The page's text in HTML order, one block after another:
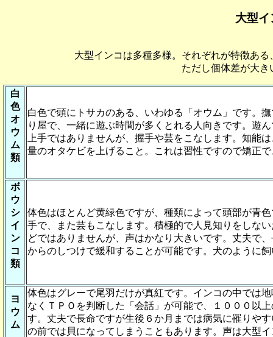
大型
大型インコは多種多様。それぞれが特徴あ
ただし個体差が大
白
色
オ
ウ
ム
類
白色で頭にトサカのある、いわゆる「オウム」です。
り屋で、一緒に遊ぶ時間が多くとれる人向きです。遊
上手ではありませんが、握手や芸をこなします。知能
量のオタケビを上げること。これは習性ですので矯正
ボ
ウ
シ
イ
ン
コ
類
体色はほとんど黄緑色ですが、種類によって頭部が青
手で、また芸もこなします。積極的で人見知りをしな
どではありませんが、声はかなり大きいです。丈夫で
からのしつけで緩和することが可能です。犬のように
ヨ
ウ
ム
体色はグレーで尾羽だけが真紅です。インコの中では
なくＴＰＯを判断した「会話」が可能で、１０００以
す。丈夫で長命ですが生後６か月までは病気に罹りや
の前では貝になってしまうこともあります。声は大型